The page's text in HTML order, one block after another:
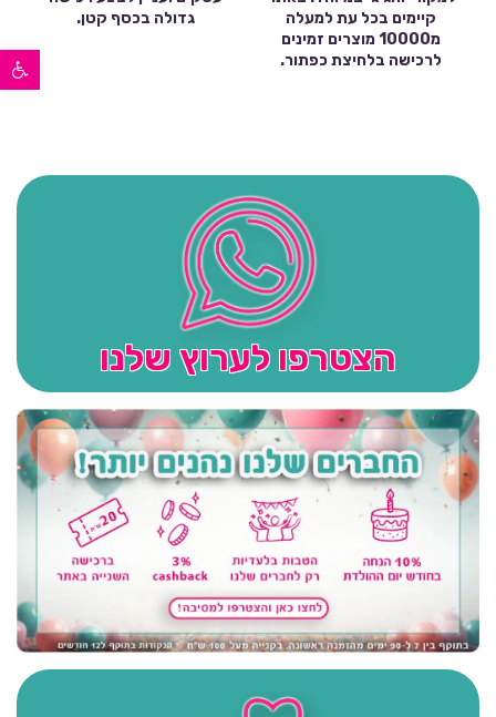
פתח סרגל נגישות
קיימים בכל עת למעלה
מ10000 מוצרים זמינים
לרכישה בלחיצת כפתור.
גדולה בכסף קטן.
הצטרפו לערוץ שלנו